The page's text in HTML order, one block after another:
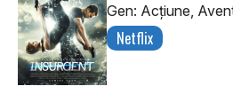
Gen: Acţiune,
Netflix